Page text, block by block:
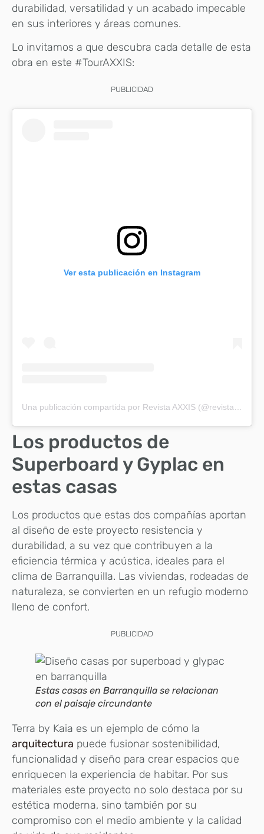
durabilidad, versatilidad y un acabado impecable
en sus interiores y áreas comunes.
Lo invitamos a que descubra cada detalle de esta
obra en este #TourAXXIS:
PUBLICIDAD
Ver esta publicación en Instagram
Los productos de
Superboard y Gyplac en
estas casas
Los productos que estas dos compañías aportan
al diseño de este proyecto resistencia y
durabilidad, a su vez que contribuyen a la
eficiencia térmica y acústica, ideales para el
clima de Barranquilla. Las viviendas, rodeadas de
naturaleza, se convierten en un refugio moderno
lleno de confort.
PUBLICIDAD
Estas casas en Barranquilla se relacionan
con el paisaje circundante
Terra by Kaia es un ejemplo de cómo la
arquitectura puede fusionar sostenibilidad,
funcionalidad y diseño para crear espacios que
enriquecen la experiencia de habitar. Por sus
materiales este proyecto no solo destaca por su
estética moderna, sino también por su
compromiso con el medio ambiente y la calidad